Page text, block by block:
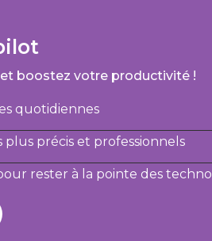
boostez votre productivité !
quotidiennes
précis et professionnels
rester à la pointe des